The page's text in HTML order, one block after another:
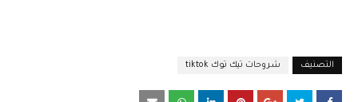
التصنيف شروحات تيك توك tiktok